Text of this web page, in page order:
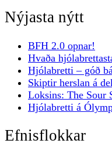
Nýjasta nýtt
BFH 2.0 opnar!
Hvaða
Hjólabretti – góð
Skiptir herslan á
Loksins: The Sour
Hjólabretti á
Efnisflokkar